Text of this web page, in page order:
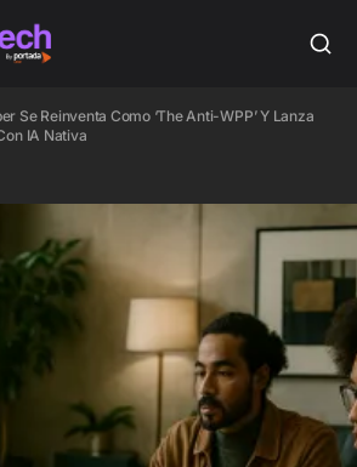
Se Reinventa Como ‘The Anti-WPP’ Y Lanza
IA Nativa